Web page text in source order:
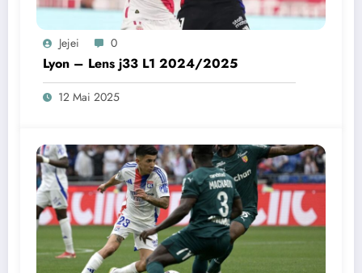
Jejei 0
Lyon – Lens j33 L1 2024/2025
12 Mai 2025